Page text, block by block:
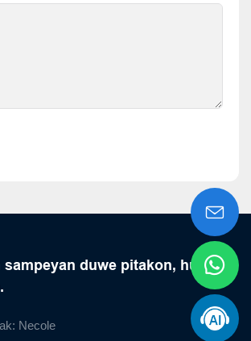
sampeyan duwe pitakon, hubungi
Necole